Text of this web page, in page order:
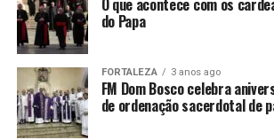
O que acontece com os
do Papa
FORTALEZA 3 anos ago
FM Dom Bosco celebra
de ordenação sacerdotal de